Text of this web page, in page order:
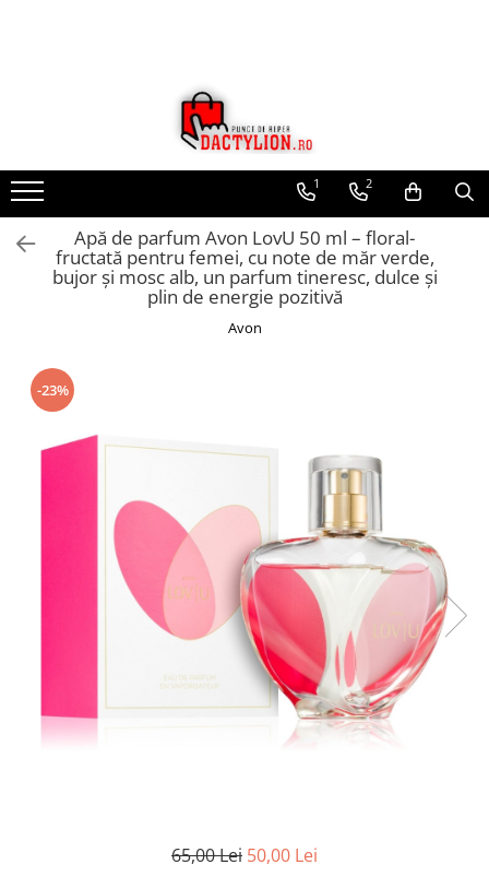
1 2
Apă de parfum Avon LovU 50 ml – floral-
fructată pentru femei, cu note de măr verde,
bujor și mosc alb, un parfum tineresc, dulce și
plin de energie pozitivă
Avon
-23%
65,00 Lei 50,00 Lei